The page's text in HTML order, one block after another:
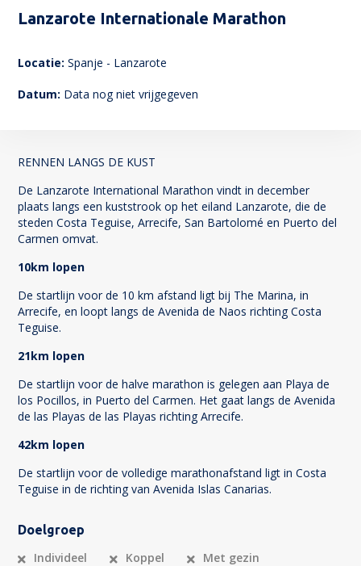
Lanzarote Internationale Marathon
Locatie: Spanje - Lanzarote
Datum: Data nog niet vrijgegeven
RENNEN LANGS DE KUST
De Lanzarote International Marathon vindt in december
plaats langs een kuststrook op het eiland Lanzarote, die de
steden Costa Teguise, Arrecife, San Bartolomé en Puerto del
Carmen omvat.
10km lopen
De startlijn voor de 10 km afstand ligt bij The Marina, in
Arrecife, en loopt langs de Avenida de Naos richting Costa
Teguise.
21km lopen
De startlijn voor de halve marathon is gelegen aan Playa de
los Pocillos, in Puerto del Carmen. Het gaat langs de Avenida
de las Playas de las Playas richting Arrecife.
42km lopen
De startlijn voor de volledige marathonafstand ligt in Costa
Teguise in de richting van Avenida Islas Canarias.
Doelgroep
Individeel Koppel
Met gezin